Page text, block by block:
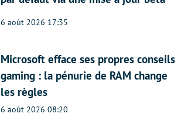
6 août 2026 17:35
Microsoft efface ses propres conseils
gaming : la pénurie de RAM change
les règles
6 août 2026 08:20